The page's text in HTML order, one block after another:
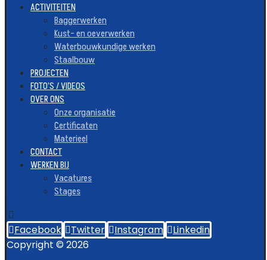
ACTIVITEITEN
Baggerwerken
Kust- en oeverwerken
Waterbouwkundige werken
Staalbouw
PROJECTEN
FOTO’S / VIDEOS
OVER ONS
Onze organisatie
Certificaten
Materieel
CONTACT
WERKEN BIJ
Vacatures
Stages
Facebook Twitter Instagram
Linkedin
Copyright © 2026